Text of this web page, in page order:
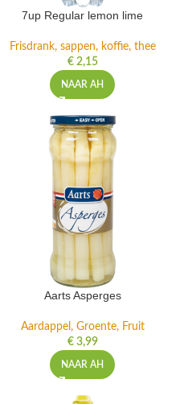
7up Regular lemon lime
Frisdrank, sappen, koffie, thee
€2,15
NAAR AH
Aarts Asperges
Aardappel, Groente, Fruit
€3,99
NAAR AH